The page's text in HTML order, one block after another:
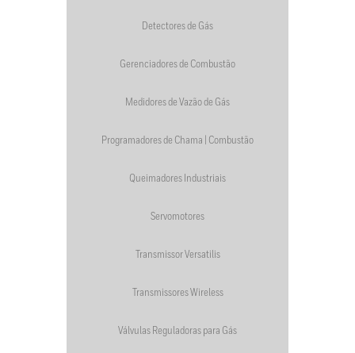
Detectores de Gás
Gerenciadores de Combustão
Medidores de Vazão de Gás
Programadores de Chama | Combustão
Queimadores Industriais
Servomotores
Transmissor Versatilis
Transmissores Wireless
Válvulas Reguladoras para Gás